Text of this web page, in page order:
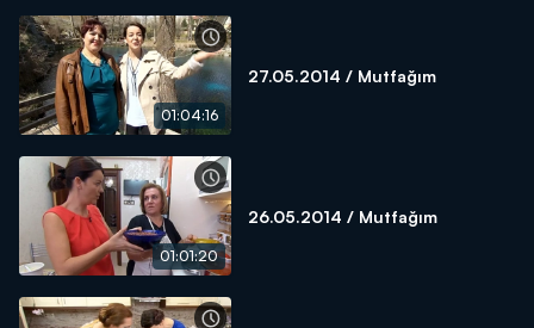
01:04:16
27.05.2014 / Mutfağım
01:01:20
26.05.2014 / Mutfağım